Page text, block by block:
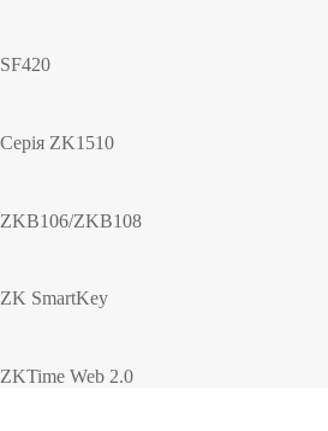
SF420
Серія ZK1510
ZKB106/ZKB108
ZK SmartKey
ZKTime Web 2.0